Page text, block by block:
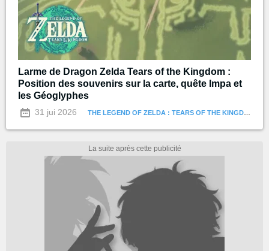
Larme de Dragon Zelda Tears of the Kingdom :
Position des souvenirs sur la carte, quête Impa et
les Géoglyphes
31 jui 2026 THE LEGEND OF ZELDA : TEARS OF THE KINGDOM